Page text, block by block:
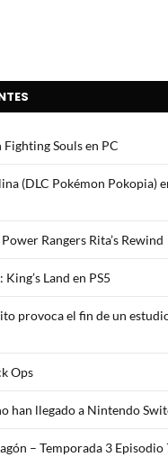
Souls en PC
(DLC Pokémon Pokopia)
Rangers Rita’s Rewind
Land en PS5
provoca el fin de un
Ops
han llegado a Nintendo
– Temporada 3 Episodio